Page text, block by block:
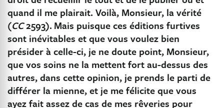
quand il me plairait. Voilà, Monsieur, la vérité
(CC2593). Mais puisque ces éditions furtives
sont inévitables et que vous voulez bien
présider à celle-ci, je ne doute point, Monsieur,
que vos soins ne la mettent fort au-dessus des
autres, dans cette opinion, je prends le parti de
différer la mienne, et je me félicite que vous
ayez fait assez de cas de mes rêveries pour